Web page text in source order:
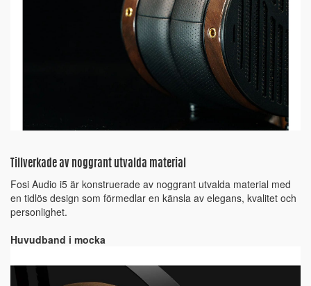
Tillverkade av noggrant utvalda material
Fosi Audio i5 är konstruerade av noggrant utvalda material med
en tidlös design som förmedlar en känsla av elegans, kvalitet och
personlighet.
Huvudband i mocka